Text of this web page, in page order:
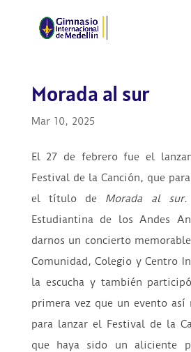
Morada al sur
Mar 10, 2025
El 27 de febrero fue el
Festival de la Canción, que
el título de Morada al sur.
Estudiantina de los Andes
darnos un concierto
Comunidad, Colegio y Centro
la escucha y también
primera vez que un evento así
para lanzar el Festival de la
que haya sido un aliciente